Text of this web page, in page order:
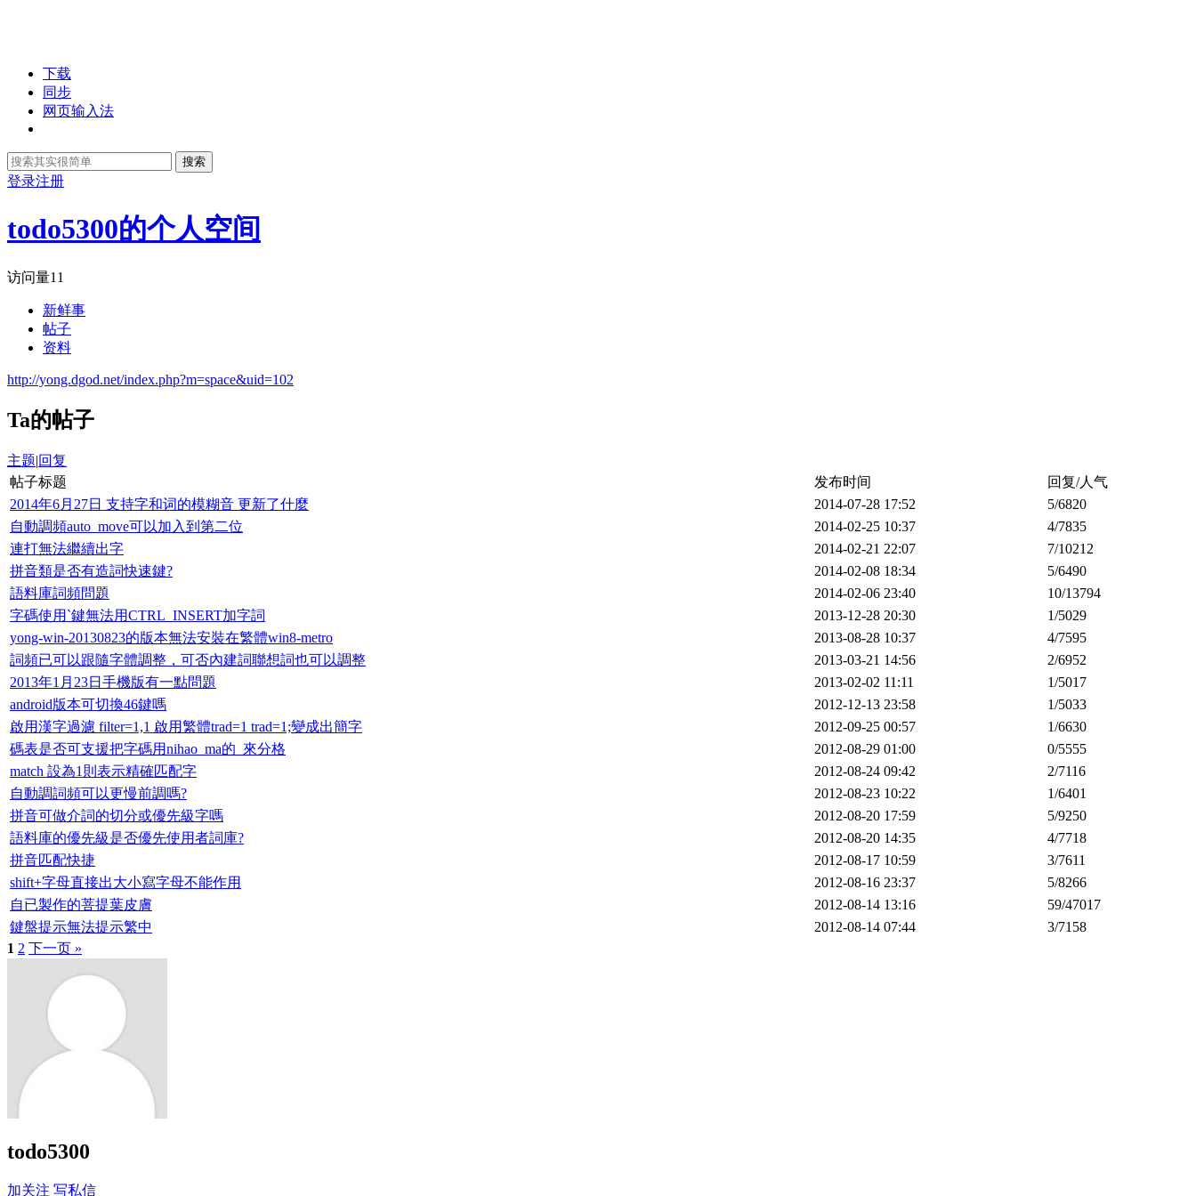
下载
同步
网页输入法
搜索
登录注册
todo5300的个人空间
访问量11
新鲜事
帖子
资料
http://yong.dgod.net/index.php?m=space&uid=102
Ta的帖子
主题|回复
帖子标题
发布时间
回复/人气
2014年6月27日 支持字和词的模糊音 更新了什麼
2014-07-28 17:52 5/6820
自動調頻auto_move可以加入到第二位
2014-02-25 10:37 4/7835
連打無法繼續出字
2014-02-21 22:07 7/10212
拼音類是否有造詞快速鍵?
2014-02-08 18:34 5/6490
語料庫詞頻問題
2014-02-06 23:40 10/13794
字碼使用`鍵無法用CTRL_INSERT加字詞
2013-12-28 20:30 1/5029
yong-win-20130823的版本無法安裝在繁體win8-metro
2013-08-28 10:37 4/7595
詞頻已可以跟隨字體調整，可否內建詞聯想詞也可以調整
2013-03-21 14:56 2/6952
2013年1月23日手機版有一點問題
2013-02-02 11:11 1/5017
android版本可切換46鍵嗎
2012-12-13 23:58 1/5033
啟用漢字過濾 filter=1,1 啟用繁體trad=1 trad=1;變成出簡字
2012-09-25 00:57 1/6630
碼表是否可支援把字碼用nihao_ma的_來分格
2012-08-29 01:00 0/5555
match 設為1則表示精確匹配字
2012-08-24 09:42 2/7116
自動調詞頻可以更慢前調嗎?
2012-08-23 10:22 1/6401
拼音可做介詞的切分或優先級字嗎
2012-08-20 17:59 5/9250
語料庫的優先級是否優先使用者詞庫?
2012-08-20 14:35 4/7718
拼音匹配快捷
2012-08-17 10:59 3/7611
shift+字母直接出大小寫字母不能作用
2012-08-16 23:37 5/8266
自已製作的菩提葉皮膚
2012-08-14 13:16 59/47017
鍵盤提示無法提示繁中
2012-08-14 07:44 3/7158
1 2 下一页 »
todo5300
加关注 写私信